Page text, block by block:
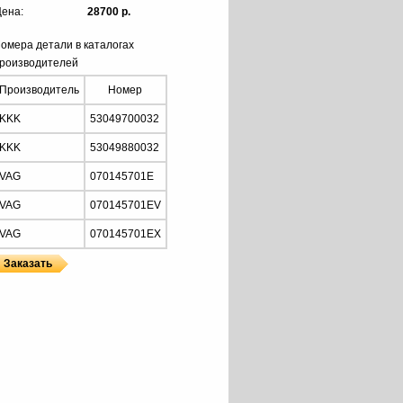
28700 р.
детали в каталогах
Производитель Номер
KKK 53049700032
KKK 53049880032
VAG 070145701E
VAG 070145701EV
VAG 070145701EX